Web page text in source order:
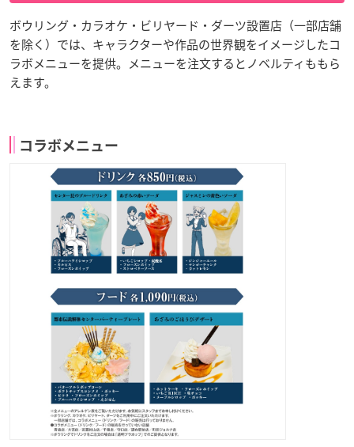
ボウリング・カラオケ・ビリヤード・ダーツ設置店（一部店舗
を除く）では、キャラクターや作品の世界観をイメージしたコ
ラボメニューを提供。メニューを注文するとノベルティももら
えます。
コラボメニュー